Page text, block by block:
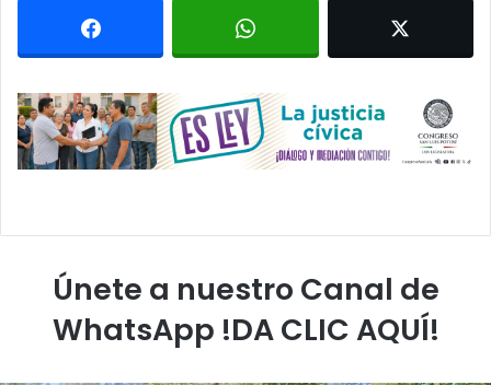
Únete a nuestro Canal de
WhatsApp !DA CLIC AQUÍ!